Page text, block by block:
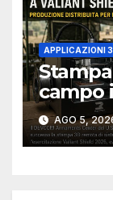
APPLICAZIONI
campo il test DEVCOM a
Valiant
AGO 5,